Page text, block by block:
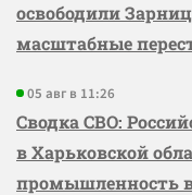
освободили
масштабные
05 авг в 11:26
Сводка СВО:
в Харьковской
промышленность